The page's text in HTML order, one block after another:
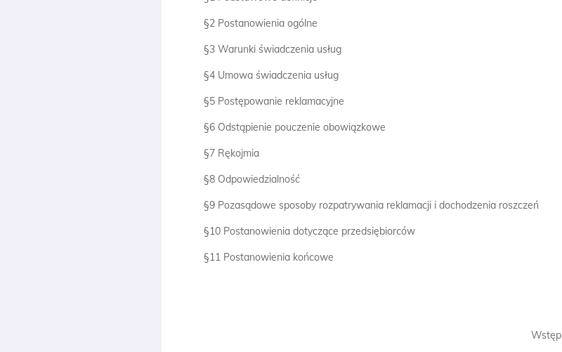
§2 Postanowienia ogólne
§3 Warunki świadczenia usług
§4 Umowa świadczenia usług
§5 Postępowanie reklamacyjne
§6 Odstąpienie pouczenie obowiązkowe
§7 Rękojmia
§8 Odpowiedzialność
§9 Pozasądowe sposoby rozpatrywania reklamacji i dochodzenia roszczeń
§10 Postanowienia dotyczące przedsiębiorców
§11 Postanowienia końcowe
Wstęp